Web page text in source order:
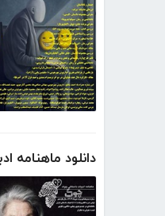
دانلود ماهنامه